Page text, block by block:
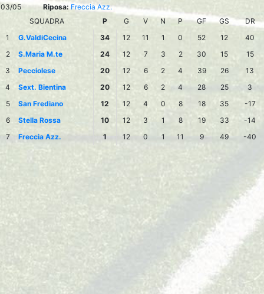
03/05
Riposa: Freccia Azz.
SQUADRA
P G V N P GF GS
DR
1
G.ValdiCecina 34 12 11 1 0 52 12
40
2
S.Maria M.te 24 12 7 3 2 30 15
15
3
Pecciolese 20 12 6 2 4 39 26
13
4
Sext. Bientina 20 12 6 2 4 28 25
3
5
San Frediano 12 12 4 0 8 18 35
-17
6
Stella Rossa 10 12 3 1 8 19 33
-14
7
Freccia Azz. 1 12 0 1 11 9 49 -40